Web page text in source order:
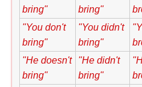
bring"
bring"
"You don't
bring"
"You didn't
bring"
"He doesn't
bring"
"He didn't
bring"